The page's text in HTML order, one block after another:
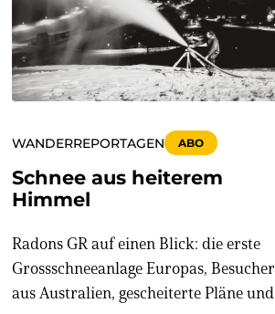
WANDERREPORTAGEN ABO
Schnee aus heiterem
Himmel
Radons GR auf einen Blick: die erste
Grossschneeanlage Europas, Besucher
aus Australien, gescheiterte Pläne und